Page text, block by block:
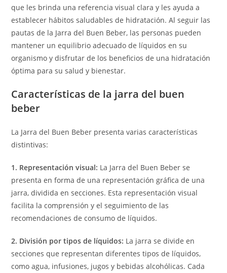
que les brinda una referencia visual clara y les ayuda a
establecer hábitos saludables de hidratación. Al seguir las
pautas de la Jarra del Buen Beber, las personas pueden
mantener un equilibrio adecuado de líquidos en su
organismo y disfrutar de los beneficios de una hidratación
óptima para su salud y bienestar.
Características de la jarra del buen
beber
La Jarra del Buen Beber presenta varias características
distintivas:
1. Representación visual: La Jarra del Buen Beber se
presenta en forma de una representación gráfica de una
jarra, dividida en secciones. Esta representación visual
facilita la comprensión y el seguimiento de las
recomendaciones de consumo de líquidos.
2. División por tipos de líquidos: La jarra se divide en
secciones que representan diferentes tipos de líquidos,
como agua, infusiones, jugos y bebidas alcohólicas. Cada